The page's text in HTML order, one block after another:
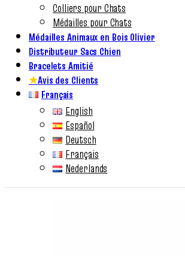
Colliers pour Chats
Médailles pour Chats
Médailles Animaux en Bois Olivier
Distributeur Sacs Chien
Bracelets Amitié
★Avis des Clients
Français
English
Español
Deutsch
Français
Nederlands